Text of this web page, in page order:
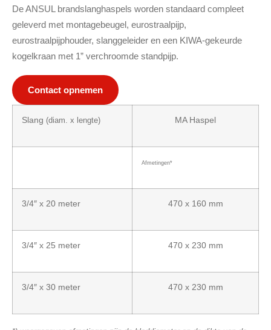
De ANSUL brandslanghaspels worden standaard compleet
geleverd met montagebeugel, eurostraalpijp,
eurostraalpijphouder, slanggeleider en een KIWA-gekeurde
kogelkraan met 1” verchroomde standpijp.
Contact opnemen
Slang (diam. x lengte) MA Haspel
Afmetingen*
3/4″ x 20 meter 470 x 160 mm
3/4″ x 25 meter 470 x 230 mm
3/4″ x 30 meter 470 x 230 mm